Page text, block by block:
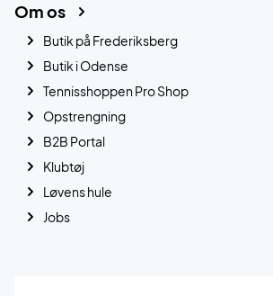
Om os
Butik på Frederiksberg
Butik i Odense
Tennisshoppen Pro Shop
Opstrengning
B2B Portal
Klubtøj
Løvens hule
Jobs